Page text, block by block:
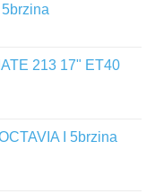
213 17" ET40
I 5brzina